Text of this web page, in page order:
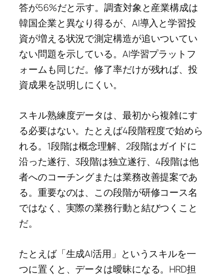
答が56%だと示す。調査対象と産業構成は
韓国企業と異なり得るが、AI導入と学習投
資が増える状況で測定構造が追いついてい
ない問題を示している。AI学習プラットフ
ォームも同じだ。修了率だけが残れば、投
資成果を説明しにくい。
スキル熟練度データは、最初から複雑にす
る必要はない。たとえば4段階程度で始めら
れる。1段階は概念理解、2段階はガイドに
沿った遂行、3段階は独立遂行、4段階は他
者へのコーチングまたは業務改善提案であ
る。重要なのは、この段階が研修コース名
ではなく、実際の業務行動と結びつくこと
だ。
たとえば「生成AI活用」というスキルを一
つに置くと、データは曖昧になる。HRD担